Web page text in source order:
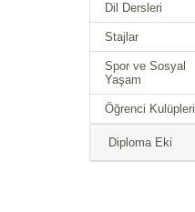
Dil Dersleri
Stajlar
Spor ve Sosyal
Yaşam
Öğrenci Kulüpleri
Diploma Eki